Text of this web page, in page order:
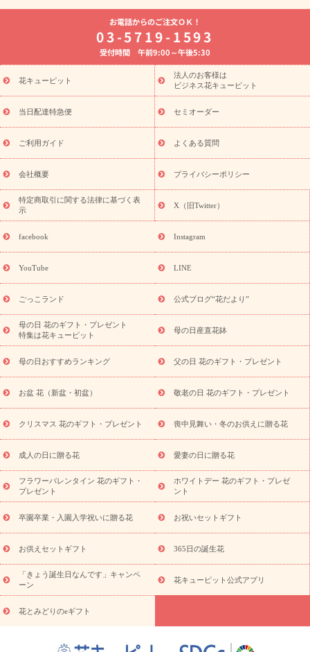
よく贈られる花
お祝いの花特集
誕生日フラワーギフト特集
8月の誕生花(トルコキキョウ)
開店・開業祝い
お供え・お悔やみ お供え・お悔やみの花
通夜・葬儀に贈る花 胡蝶蘭・花鉢
ーブドフラワー
季節のイベント
ひまわり ギフト・プレゼント
特集
お盆 花（新盆・初盆） 季節のイベント
お盆 花（新
盆・初盆）
お盆 花（新盆・初盆）
お盆・お供え 花とセットギ
フト
お盆・お供え プリザーブドフラワー
ひまわり ギフト・プ
レゼント特集
夏の花贈り・お中元・暑中見舞い 花のギフト特集
敬老の日におくる花ギフト・プレゼント特集
花ギフト・プレゼント特集
敬老の日 花のおすすめランキング
敬
老の日 花鉢植えのギフト・プレゼント特集
敬老の日 花とセットギ
フト・プレゼント特集
敬老の日の花 全てのギフト一覧
キャン
ペーン
映画『ウォーターガーディアンズ』コラボキャンペーン
「きょう誕生日なんです」キャンペーン
誕生日の花を探す
誕生日フラワーギフト 誕生日フラワーギフト特集
(トルコキキョウ)
9月の誕生花(リンドウ)
ら探す
お祝いの花特集 当日配達特急便 お祝い商品一覧
念日
結婚祝い 出産祝い 退院祝い・快気祝い
寿祝い
プチギフト ペットのお祝いフラワー
供え・お悔やみ商品一覧
お供え・お悔やみの花
四十九日法要以
お供え プリザーブドフラワー
ペットのお供えフラワー
お盆（新
盆・初盆）
その他 お祝い返し お見舞い
お取り寄せギフト
ビジネス用
ご自宅用 観葉植物 ミディ胡蝶蘭
プリザーブ
ドフラワー
スタイルから探す アレンジメント 花束
スタ
ンド花
お祝い お供え・お悔やみ 胡蝶蘭 胡蝶蘭・花鉢
ディ胡蝶蘭・お祝い
ミディ胡蝶蘭・お供え
世界初の青色胡蝶蘭
観葉植物
観葉植物 産直多肉植物
プリザーブドフラワー
お祝い
お供え・お悔やみ 花とセットギフト
セミオーダー
プチギフト（hanamore -ハナモア-）
花とみどりのeギフト
キューピットのeGfit
カラー ピンク イエローオレンジ
レッ
ド
お花の種類 トルコキキョウ
お祝い お祝い・3000円～ お祝い・4000円～
お祝い・
5000円～
お祝い・7000円～ お祝い・ 10000円～
お供え・お
悔やみ
円～
お供え・お悔やみ・
お電話からのご注文ＯＫ！
03-5719-1593
受付時間 午前9:00～午後5:30
花キューピット
法人のお客様は
ビジネス花キューピット
当日配達特急便 セミオーダー
ご利用ガイド よくある質問
会社概要 プライバシーポリシー
特定商取引に関する法律に基づく表
示
X（旧Twitter）
facebook Instagram
YouTube LINE
ごっこランド 公式ブログ“花だより”
母の日 花のギフト・プレゼント
特集は花キューピット
母の日産直花鉢
母の日おすすめランキング 父の日 花のギフト・プレゼント
お盆 花（新盆・初盆） 敬老の日 花のギフト・プレゼント
クリスマス 花のギフト・プレゼント 喪中見舞い・冬のお供えに贈る花
成人の日に贈る花 愛妻の日に贈る花
フラワーバレンタイン 花のギフト・
プレゼント
ホワイトデー 花のギフト・プレゼ
ント
卒園卒業・入園入学祝いに贈る花 お祝いセットギフト
お供えセットギフト 365日の誕生花
「きょう誕生日なんです」キャンペ
ーン
花キューピット公式アプリ
花とみどりのeギフト